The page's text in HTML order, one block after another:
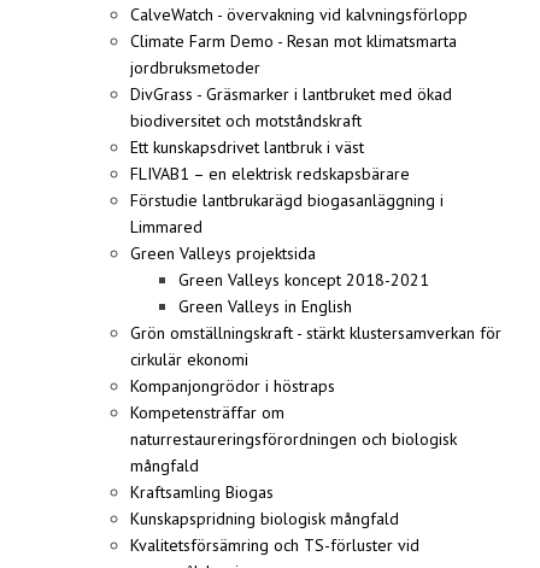
CalveWatch - övervakning vid kalvningsförlopp
Climate Farm Demo - Resan mot klimatsmarta
jordbruksmetoder
DivGrass - Gräsmarker i lantbruket med ökad
biodiversitet och motståndskraft
Ett kunskapsdrivet lantbruk i väst
FLIVAB1 – en elektrisk redskapsbärare
Förstudie lantbrukarägd biogasanläggning i
Limmared
Green Valleys projektsida
Green Valleys koncept 2018-2021
Green Valleys in English
Grön omställningskraft - stärkt klustersamverkan för
cirkulär ekonomi
Kompanjongrödor i höstraps
Kompetensträffar om
naturrestaureringsförordningen och biologisk
mångfald
Kraftsamling Biogas
Kunskapspridning biologisk mångfald
Kvalitetsförsämring och TS-förluster vid